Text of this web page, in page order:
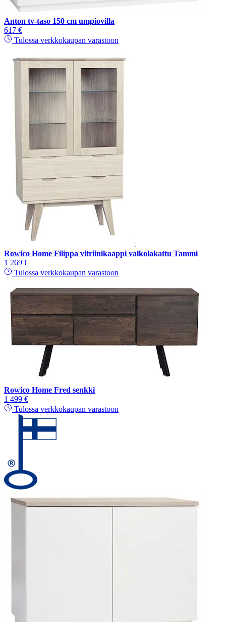
Anton tv-taso 150 cm umpiovilla
617 €
Tulossa verkkokaupan varastoon
Rowico Home Filippa vitriinikaappi valkolakattu Tammi
1 269 €
Tulossa verkkokaupan varastoon
Rowico Home Fred senkki
1 499 €
Tulossa verkkokaupan varastoon